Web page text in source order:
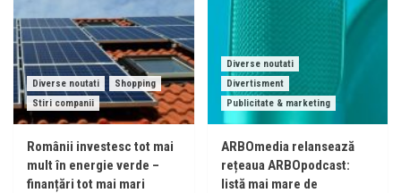
Diverse noutati
Shopping
Stiri companii
Românii investesc tot mai
mult în energie verde –
finanțări tot mai mari
Diverse noutati
Divertisment
Publicitate & marketing
ARBOmedia relansează
rețeaua ARBOpodcast:
listă mai mare de